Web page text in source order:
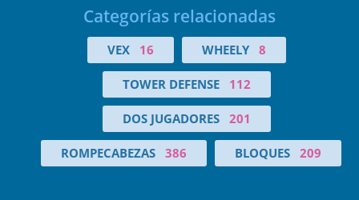
Categorías relacionadas
VEX 16 WHEELY 8
TOWER DEFENSE 112
DOS JUGADORES 201
ROMPECABEZAS 386 BLOQUES 209